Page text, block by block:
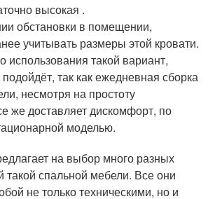
высокая .
обстановки в помещении,
учитывать размеры этой кровати.
использования такой вариант,
так как ежедневная сборка
несмотря на простоту
же доставляет дискомфорт, по
моделью.
на выбор много разных
такой спальной мебели. Все они
не только техническими, но и